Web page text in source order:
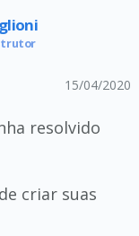
15/04/2020
resolvido
criar suas